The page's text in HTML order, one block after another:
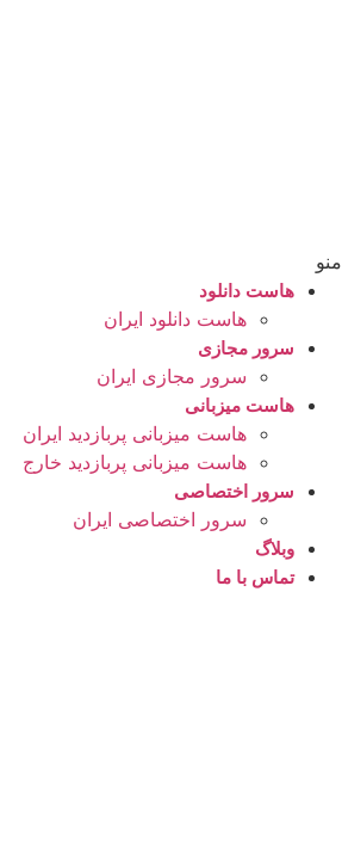
منو
هاست دانلود
هاست دانلود ایران
سرور مجازی
سرور مجازی ایران
هاست میزبانی
هاست میزبانی پربازدید ایران
هاست میزبانی پربازدید خارج
سرور اختصاصی
سرور اختصاصی ایران
وبلاگ
تماس با ما